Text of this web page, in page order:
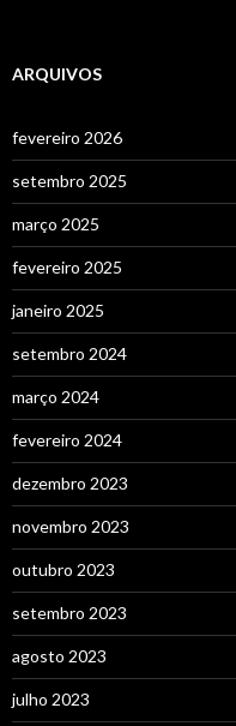
ARQUIVOS
fevereiro 2026
setembro 2025
março 2025
fevereiro 2025
janeiro 2025
setembro 2024
março 2024
fevereiro 2024
dezembro 2023
novembro 2023
outubro 2023
setembro 2023
agosto 2023
julho 2023